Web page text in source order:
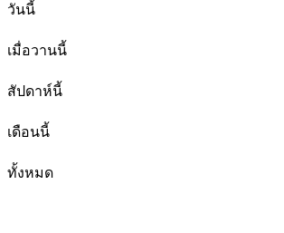
วันนี้
เมื่อวานนี้
สัปดาห์นี้
เดือนนี้
ทั้งหมด